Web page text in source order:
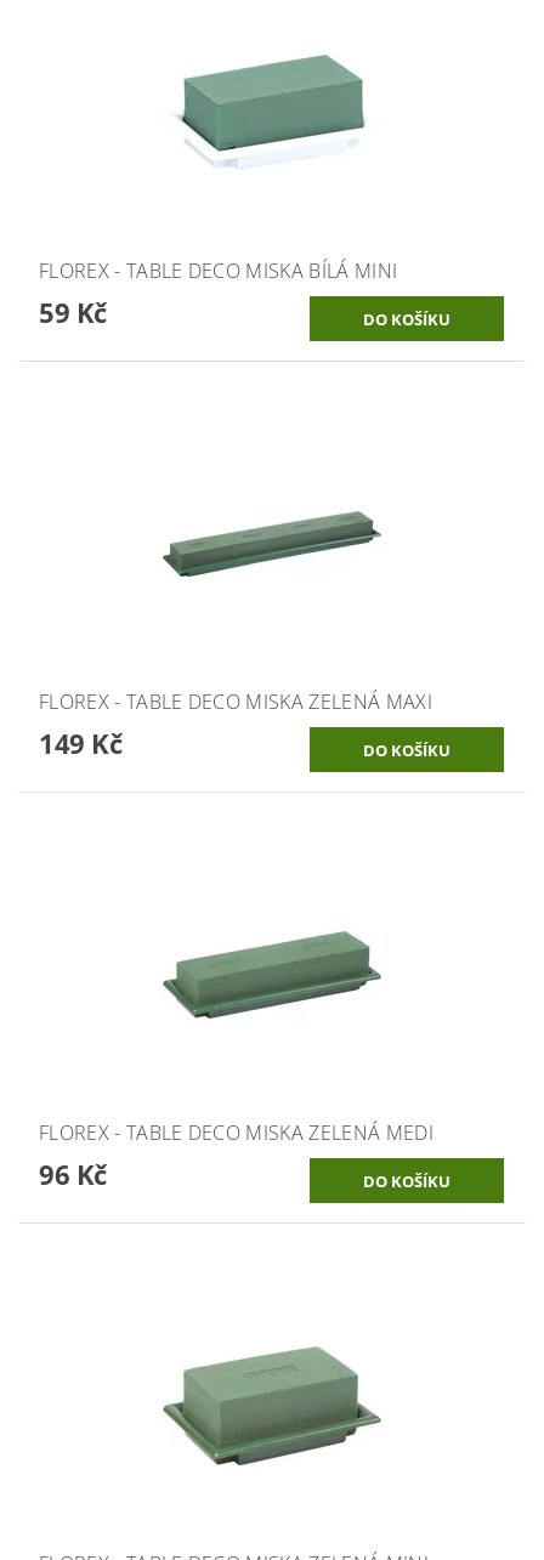
FLOREX - TABLE DECO MISKA BÍLÁ MINI
59 Kč
FLOREX - TABLE DECO MISKA ZELENÁ MAXI
149 Kč
FLOREX - TABLE DECO MISKA ZELENÁ MEDI
96 Kč